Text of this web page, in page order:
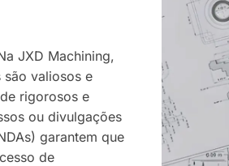
JXD Machining,
são valiosos e
rigorosos e
ou divulgações
garantem que
de